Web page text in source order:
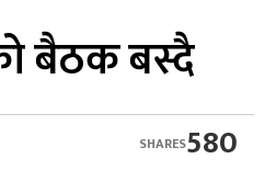
बैठक बस्दै
580
SHARES